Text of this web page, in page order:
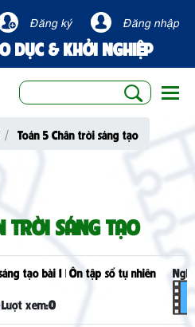
Đăng ký Đăng nhập
DỤC & KHỞI NGHIỆP
Toán 5 Chân trời sáng tạo
TRỜI SÁNG TẠO
tạo bài 1 | Ôn tập số tự nhiên
Lượt xem:0